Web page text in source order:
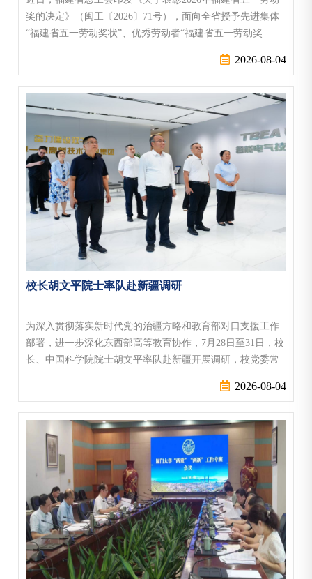
奖的决定》（闽工〔2026〕71号），面向全省授予先进集体
“福建省五一劳动奖状”、优秀劳动者“福建省五一劳动奖
式现代化福建篇章凝聚奋进力量。厦门大学一举斩获两项殊
料学院张金宝教授荣获“2026年福建省五一劳动奖章”。集体
建功：嘉庚创新实验室荣获“...
2026-08-04
校长胡文平院士率队赴新疆调研
为深入贯彻落实新时代党的治疆方略和教育部对口支援工作
部署，进一步深化东西部高等教育协作，7月28日至31日，校
长、中国科学院院士胡文平率队赴新疆开展调研，校党委常
月29日，胡文平一行来到新疆大学博达校区，实地调研省部
高等研究院和中国—中亚教育交流合作中心，举行厦门大学
对口支援新疆大学座谈会。新疆大...
2026-08-04